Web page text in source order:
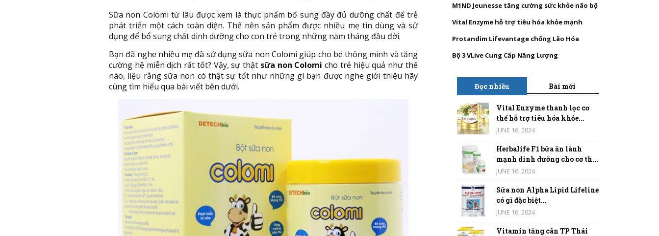
Sữa non Colomi từ lâu được xem là thực phẩm bổ sung đầy đủ dưỡng chất để trẻ
phát triển một cách toàn diện. Thế nên sản phẩm được nhiều mẹ tin dùng và sử
dụng để bổ sung chất dinh dưỡng cho con trẻ trong những năm tháng đầu đời.
Bạn đã nghe nhiều mẹ đã sử dụng sữa non Colomi giúp cho bé thông minh và tăng
cường hệ miễn dịch rất tốt? Vậy, sự thật sữa non Colomicho trẻ hiệu quả như thế
nào, liệu rằng sữa non có thật sự tốt như những gì bạn được nghe giới thiệu hãy
cùng tìm hiểu qua bài viết bên dưới.
M1ND Jeunesse tăng cường sức khỏe não bộ
Vital Enzyme hỗ trợ tiêu hóa khỏe mạnh
Protandim Lifevantage chống Lão Hóa
Bộ 3 VLive Cung Cấp Năng Lượng
Đọc nhiều Bài mới
Vital Enzyme thanh lọc cơ
thể hỗ trợ tiêu hóa khỏe...
JUNE 16, 2024
Herbalife F1 bữa ăn lành
mạnh dinh dưỡng cho cơ th...
JUNE 16, 2024
Sữa non Alpha Lipid Lifeline
có gì đặc biệt...
JUNE 16, 2024
Vitamin tăng cân TP Thái